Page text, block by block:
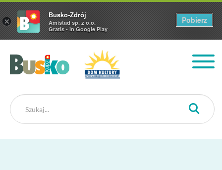
Busko Zdrój
×
Busko-Zdrój
Amistad sp. z o.o.
Gratis - In Google Play
Pobierz